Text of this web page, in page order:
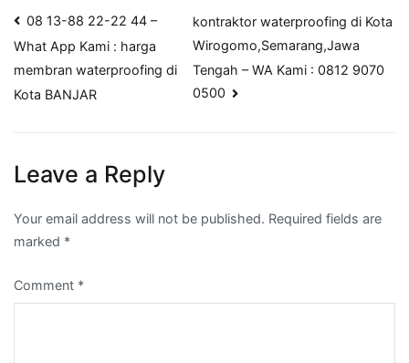
Post
navigation
08 13-88 22-22 44 –
What App Kami : harga
membran waterproofing di
Kota BANJAR
kontraktor waterproofing di Kota
Wirogomo,Semarang,Jawa
Tengah – WA Kami : 0812 9070
0500
Leave a Reply
Your email address will not be published. Required fields are
marked *
Comment *